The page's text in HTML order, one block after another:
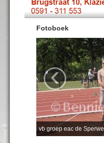
Fotoboek
vb groep eac de
‹